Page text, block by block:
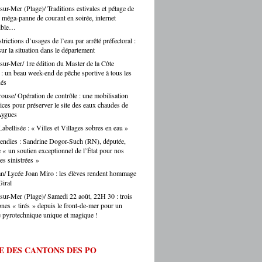
Fenouillet, le boulanger d’Ur. Si ces gens-
c’est toute une vie de territoire qui se
Alors oui, on se bat pour eux, on les
des collectivités, des institutions, du
Et on ne fait pas ça mollement. »
: justement, est-ce que les artisans
une période difficile en ce moment ? -
: « Comme partout en France, les
en hausse, coût des matières premières,
de recrutement, concurrence déloyale…
un département comme le nôtre, qui
des fragilités socio-économiques bien
ces difficultés sont souvent amplifiées.
d’achat des ménages qui se contracte,
directement les artisans. Mais je ne
verser dans le catastrophisme : il y a
de créations, beaucoup
et les métiers manuels. La
de fond est là. » Ouillade.eu : vous
recrutement. On entend souvent que
en tension très forte — le bâtiment,
le département des Hautes-Pyrénées.
avec Argelès-sur-Mer. Une confusion
faite par les touristes… et
journalistes parisiens. Sans oublier,
les chauffeurs de taxi parisiens.
Mer (Plage)/ Traditions estivales et pétage de
panne de courant en soirée, internet
d’usages de l’eau par arrêté préfectoral :
la situation dans le département
Mer/ 1re édition du Master de la Côte
un beau week-end de pêche sportive à tous les
Opération de contrôle : une mobilisation
pour préserver le site des eaux chaudes de
: « Villes et Villages sobres en eau »
: Sandrine Dogor-Such (RN), députée,
« un soutien exceptionnel de l’État pour nos
sinistrées »
Lycée Joan Miro : les élèves rendent hommage
Mer (Plage)/ Samedi 22 août, 22H 30 : trois
« tirés » depuis le front-de-mer pour un
pyrotechnique unique et magique !
DES CANTONS DES PO